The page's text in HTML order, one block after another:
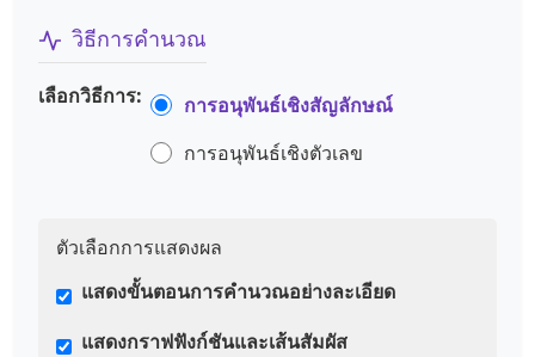
วิธีการคำนวณ
เลือกวิธีการ:
การอนุพันธ์เชิงสัญลักษณ์
การอนุพันธ์เชิงตัวเลข
ตัวเลือกการแสดงผล
แสดงขั้นตอนการคำนวณอย่างละเอียด
แสดงกราฟฟังก์ชันและเส้นสัมผัส